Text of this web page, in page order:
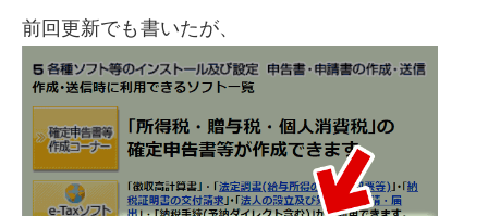
前回更新でも書いたが、